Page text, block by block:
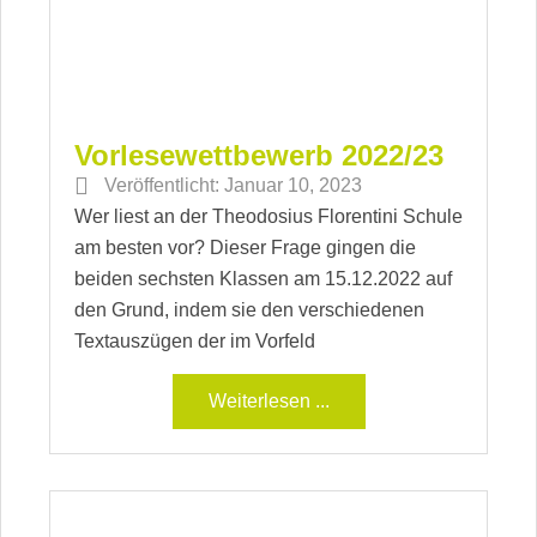
Vorlesewettbewerb 2022/23
Veröffentlicht: Januar 10, 2023
Wer liest an der Theodosius Florentini Schule
am besten vor? Dieser Frage gingen die
beiden sechsten Klassen am 15.12.2022 auf
den Grund, indem sie den verschiedenen
Textauszügen der im Vorfeld
Weiterlesen ...